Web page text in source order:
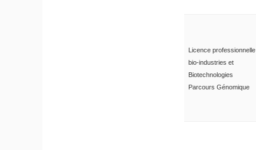
Licence professionnelle
bio-industries et
Biotechnologies
Parcours Génomique